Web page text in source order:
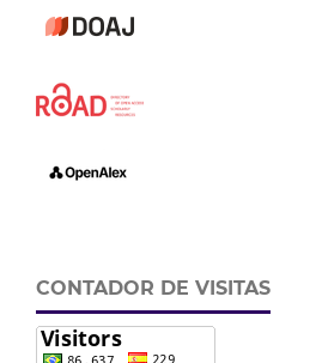
CONTADOR DE VISITAS